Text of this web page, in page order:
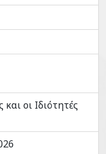
και οι Ιδιότητές